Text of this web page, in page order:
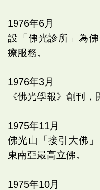
1976年6月
設「佛光診所」為
療服務。
1976年3月
《佛光學報》創刊，
1975年11 月
佛光山「接引大佛
東南亞最高立佛。
1975年10月